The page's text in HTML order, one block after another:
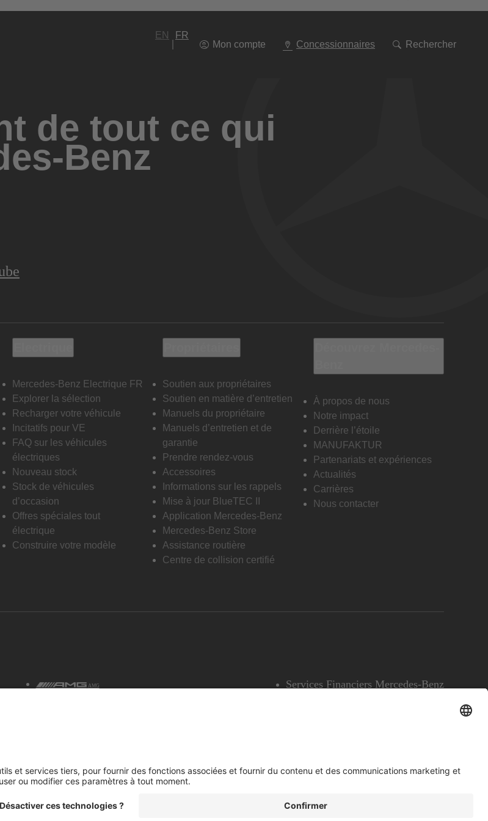
EN
FR
Mon compte
Concessionnaires Rechercher
à
de tout ce qui
Benz
Mercedes-Benz Electrique FR
Explorer la sélection
Recharger votre véhicule
Incitatifs pour VE
FAQ sur les véhicules
électriques
Nouveau stock
Stock de véhicules
d’occasion
Offres spéciales tout
électrique
Construire votre modèle
Soutien aux propriétaires
Soutien en matière d’entretien
Manuels du propriétaire
Manuels d’entretien et de
garantie
Prendre rendez-vous
Accessoires
Informations sur les rappels
Mise à jour BlueTEC II
Application Mercedes-Benz
Mercedes-Benz Store
Assistance routière
Centre de collision certifié
À propos de nous
Notre impact
Derrière l’étoile
MANUFAKTUR
Partenariats et expériences
Actualités
Carrières
Nous contacter
AMG Services Financiers Mercedes-Benz